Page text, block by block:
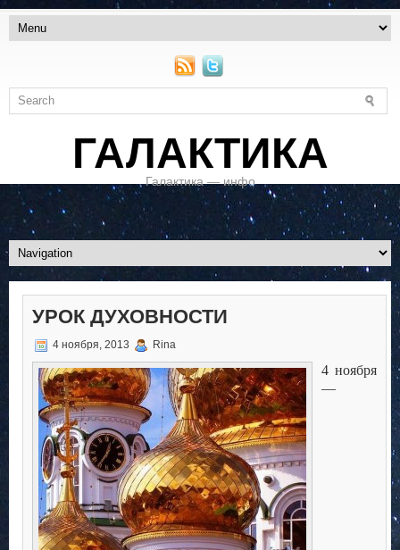
ГАЛАКТИКА
Галактика — инфо
УРОК ДУХОВНОСТИ
4 ноября, 2013 Rina
4 ноября
—